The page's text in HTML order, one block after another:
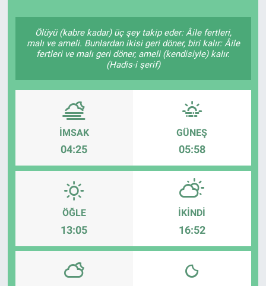
Ölüyü (kabre kadar) üç şey takip eder: Âile fertleri,
malı ve ameli. Bunlardan ikisi geri döner, biri kalır: Âile
fertleri ve malı geri döner, ameli (kendisiyle) kalır.
(Hadis-i şerif)
İMSAK
04:25
GÜNEŞ
05:58
ÖĞLE
13:05
İKINDI
16:52
Bilecik
Kütahya
Çevre
Magazin
Bilim ve Teknoloji